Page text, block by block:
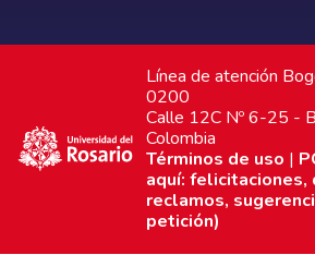
Línea de atención
0200
Calle 12C Nº 6-25 -
Colombia
Términos de uso |
aquí: felicitaciones,
reclamos,
petición)